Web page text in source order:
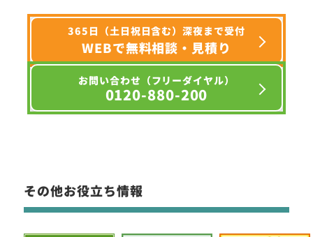
365日（土日祝日含む）深夜まで受付
WEBで無料相談・見積り
お問い合わせ（フリーダイヤル）
0120-880-200
その他お役立ち情報